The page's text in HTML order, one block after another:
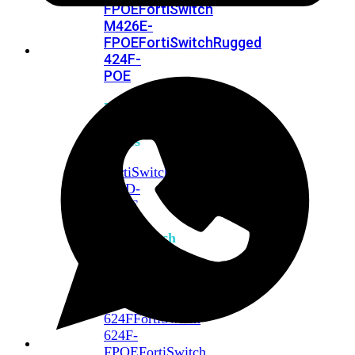
FPOEFortiSwitch
M426E-
FPOEFortiSwitchRugged
424F-
POE
FortiSwitch
Series
FortiSwitch
548D-
FPOE
FortiSwitch
624FFortiSwitch
624F-
FPOEFortiSwitch